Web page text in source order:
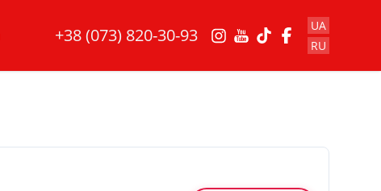
+38 (073) 820-30-93
UA
RU